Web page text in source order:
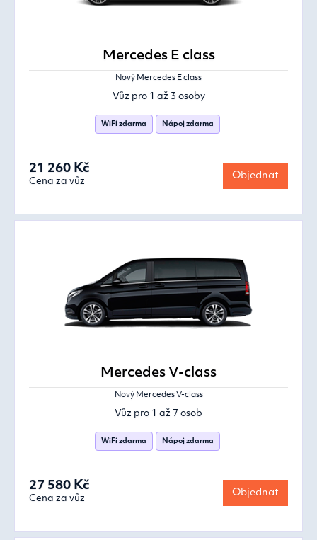
Mercedes E class
Nový Mercedes E class
Vůz pro 1 až 3 osoby
WiFi zdarma Nápoj zdarma
21 260 Kč
Cena za vůz
Objednat
Mercedes V-class
Nový Mercedes V-class
Vůz pro 1 až 7 osob
WiFi zdarma Nápoj zdarma
27 580 Kč
Cena za vůz
Objednat